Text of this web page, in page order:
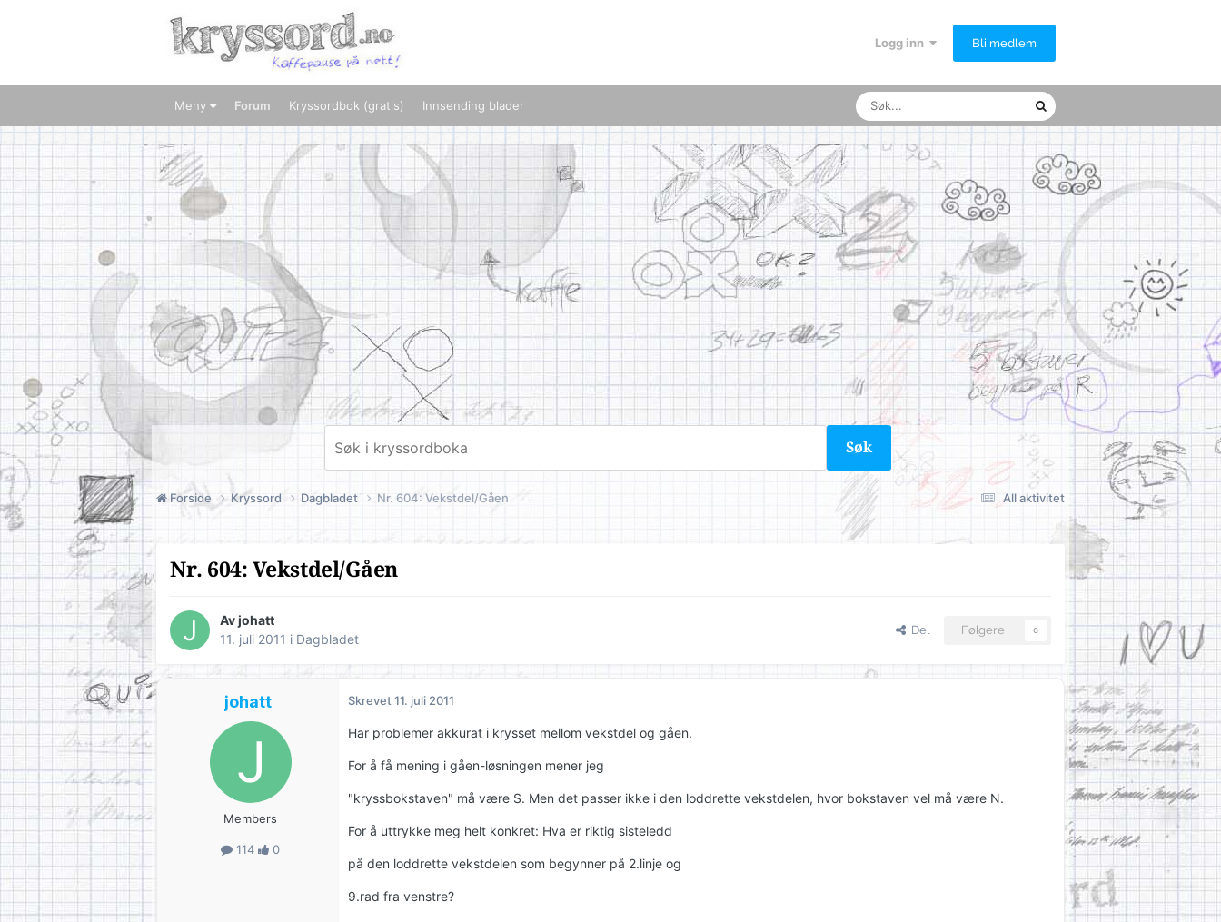
Logg inn Bli medlem
Meny Forum Kryssordbok (gratis) Innsending blader
Søk
All aktivitet
Forside Kryssord Dagbladet Nr. 604: Vekstdel/Gåen
Nr. 604: Vekstdel/Gåen
Avjohatt
11. juli 2011 i Dagbladet
Del Følgere 0
johatt
Members
114 0
Skrevet11. juli 2011
Har problemer akkurat i krysset mellom vekstdel og gåen.
For å få mening i gåen-løsningen mener jeg
"kryssbokstaven" må være S. Men det passer ikke i den loddrette vekstdelen, hvor bokstaven vel må være N.
For å uttrykke meg helt konkret: Hva er riktig sisteledd
på den loddrette vekstdelen som begynner på 2.linje og
9.rad fra venstre?